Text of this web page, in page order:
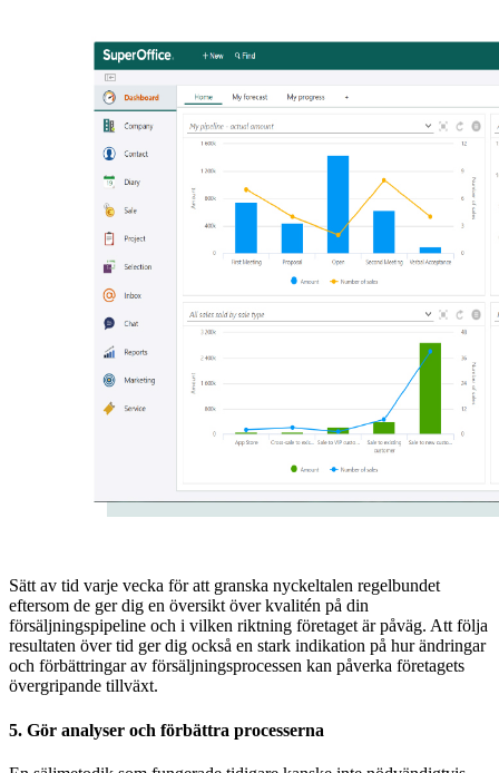
Sätt av tid varje vecka för att granska nyckeltalen regelbundet
eftersom de ger dig en översikt över kvalitén på din
försäljningspipeline och i vilken riktning företaget är påväg. Att följa
resultaten över tid ger dig också en stark indikation på hur ändringar
och förbättringar av försäljningsprocessen kan påverka företagets
övergripande tillväxt.
5. Gör analyser och förbättra processerna